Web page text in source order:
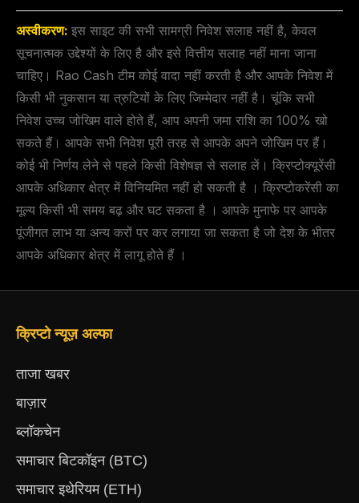
अस्वीकरण: इस साइट की सभी सामग्री निवेश सलाह नहीं है, केवल
सूचनात्मक उद्देश्यों के लिए है और इसे वित्तीय सलाह नहीं माना जाना
चाहिए। Rao Cash टीम कोई वादा नहीं करती है और आपके निवेश में
किसी भी नुकसान या त्रुटियों के लिए जिम्मेदार नहीं है। चूंकि सभी
निवेश उच्च जोखिम वाले होते हैं, आप अपनी जमा राशि का 100% खो
सकते हैं। आपके सभी निवेश पूरी तरह से आपके अपने जोखिम पर हैं।
कोई भी निर्णय लेने से पहले किसी विशेषज्ञ से सलाह लें। क्रिप्टोक्यूरेंसी
आपके अधिकार क्षेत्र में विनियमित नहीं हो सकती है । क्रिप्टोकरेंसी का
मूल्य किसी भी समय बढ़ और घट सकता है । आपके मुनाफे पर आपके
पूंजीगत लाभ या अन्य करों पर कर लगाया जा सकता है जो देश के भीतर
आपके अधिकार क्षेत्र में लागू होते हैं ।
क्रिप्टो न्यूज़ अल्फा
ताजा खबर
बाज़ार
ब्लॉकचेन
समाचार बिटकॉइन (BTC)
समाचार इथेरियम (ETH)